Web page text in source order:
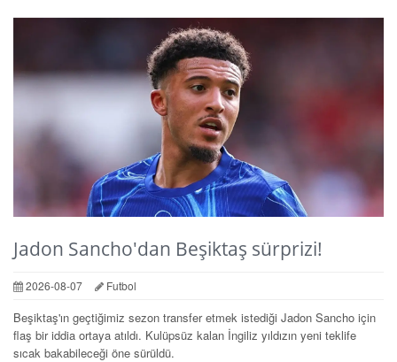
Jadon Sancho'dan Beşiktaş sürprizi!
2026-08-07 Futbol
Beşiktaş'ın geçtiğimiz sezon transfer etmek istediği Jadon Sancho için
flaş bir iddia ortaya atıldı. Kulüpsüz kalan İngiliz yıldızın yeni teklife
sıcak bakabileceği öne sürüldü.